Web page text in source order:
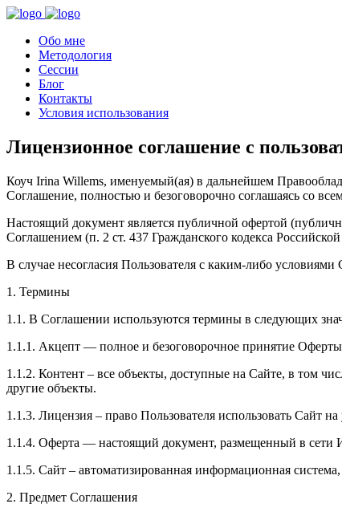
Обо мне
Методология
Сессии
Блог
Контакты
Условия использования
Лицензионное соглашение с
Коуч Irina Willems, именуемый(ая) в дальнейшем
Соглашение, полностью и безоговорочно соглашаясь со
Настоящий документ является публичной офертой
Соглашением (п. 2 ст. 437 Гражданского кодекса
В случае несогласия Пользователя с каким-либо
1. Термины
1.1. В Соглашении используются термины в следующих
1.1.1. Акцепт — полное и безоговорочное принятие
1.1.2. Контент – все объекты, доступные на Сайте, в том
другие объекты.
1.1.3. Лицензия – право Пользователя использовать Сайт
1.1.4. Оферта — настоящий документ, размещенный в сети
1.1.5. Сайт – автоматизированная информационная
2. Предмет Соглашения